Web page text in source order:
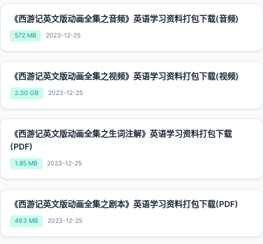
《西游记英文版动画全集之音频》英语学习资料打包下载(音频)
572 MB 2023-12-25
《西游记英文版动画全集之视频》英语学习资料打包下载(视频)
2.30 GB 2023-12-25
《西游记英文版动画全集之生词注解》英语学习资料打包下载
(PDF)
1.85 MB 2023-12-25
《西游记英文版动画全集之剧本》英语学习资料打包下载(PDF)
463 MB 2023-12-25